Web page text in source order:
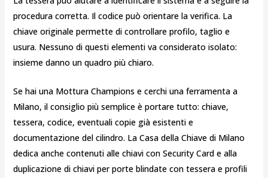
procedura corretta. Il codice può orientare la verifica. La
chiave originale permette di controllare profilo, taglio e
usura. Nessuno di questi elementi va considerato isolato:
insieme danno un quadro più chiaro.
Se hai una Mottura Champions e cerchi una ferramenta a
Milano, il consiglio più semplice è portare tutto: chiave,
tessera, codice, eventuali copie già esistenti e
documentazione del cilindro. La Casa della Chiave di Milano
dedica anche contenuti alle chiavi con Security Card e alla
duplicazione di chiavi per porte blindate con tessera e profili